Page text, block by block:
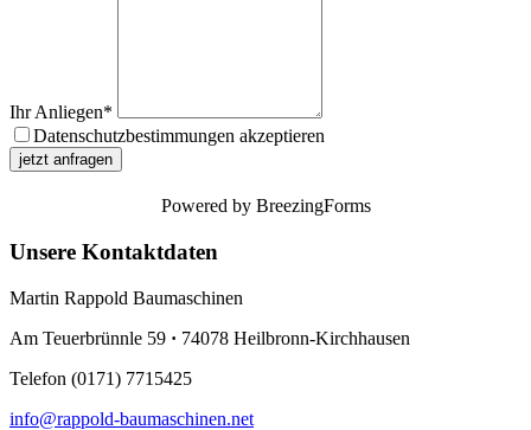
Ihr Anliegen*
Datenschutzbestimmungen akzeptieren
jetzt anfragen
Powered by BreezingForms
Unsere Kontaktdaten
Martin Rappold Baumaschinen
Am Teuerbrünnle 59 · 74078 Heilbronn-Kirchhausen
Telefon (0171) 7715425
info@rappold-baumaschinen.net